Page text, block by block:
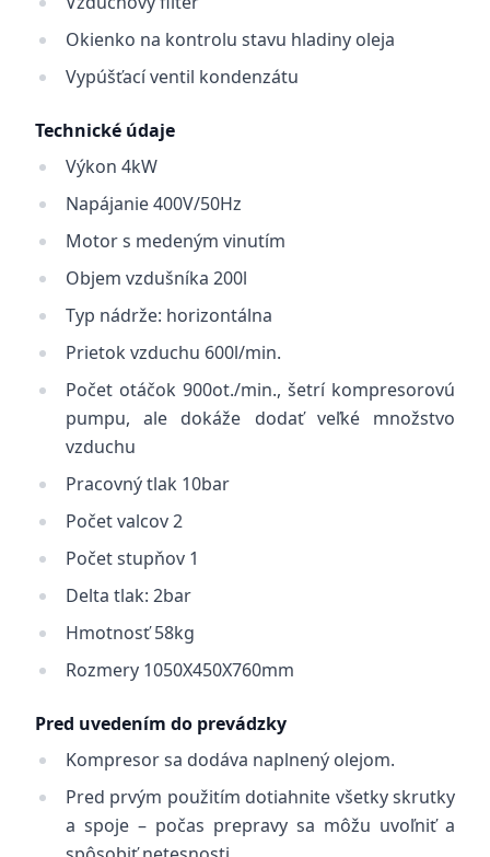
Okienko na kontrolu stavu hladiny oleja
Vypúšťací ventil kondenzátu
Technické údaje
Výkon 4kW
Napájanie 400V/50Hz
Motor s medeným vinutím
Objem vzdušníka 200l
Typ nádrže: horizontálna
Prietok vzduchu 600l/min.
Počet otáčok 900ot./min., šetrí kompresorovú
pumpu, ale dokáže dodať veľké množstvo
vzduchu
Pracovný tlak 10bar
Počet valcov 2
Počet stupňov 1
Delta tlak: 2bar
Hmotnosť 58kg
Rozmery 1050X450X760mm
Pred uvedením do prevádzky
Kompresor sa dodáva naplnený olejom.
Pred prvým použitím dotiahnite všetky skrutky
a spoje – počas prepravy sa môžu uvoľniť a